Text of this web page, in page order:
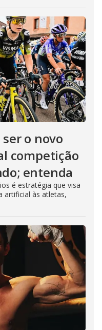
o novo
competição
entenda
é estratégia que visa
artificial às atletas,